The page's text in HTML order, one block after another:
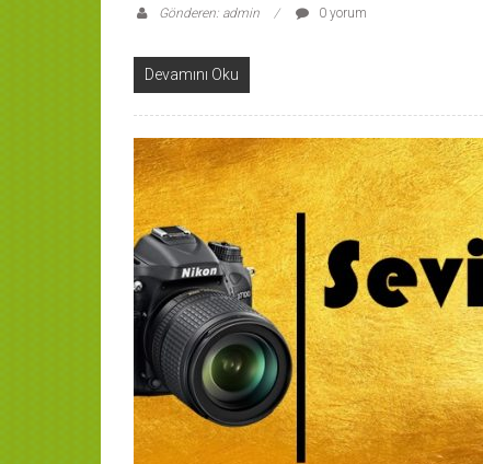
Gönderen: admin 0 yorum
Devamını Oku